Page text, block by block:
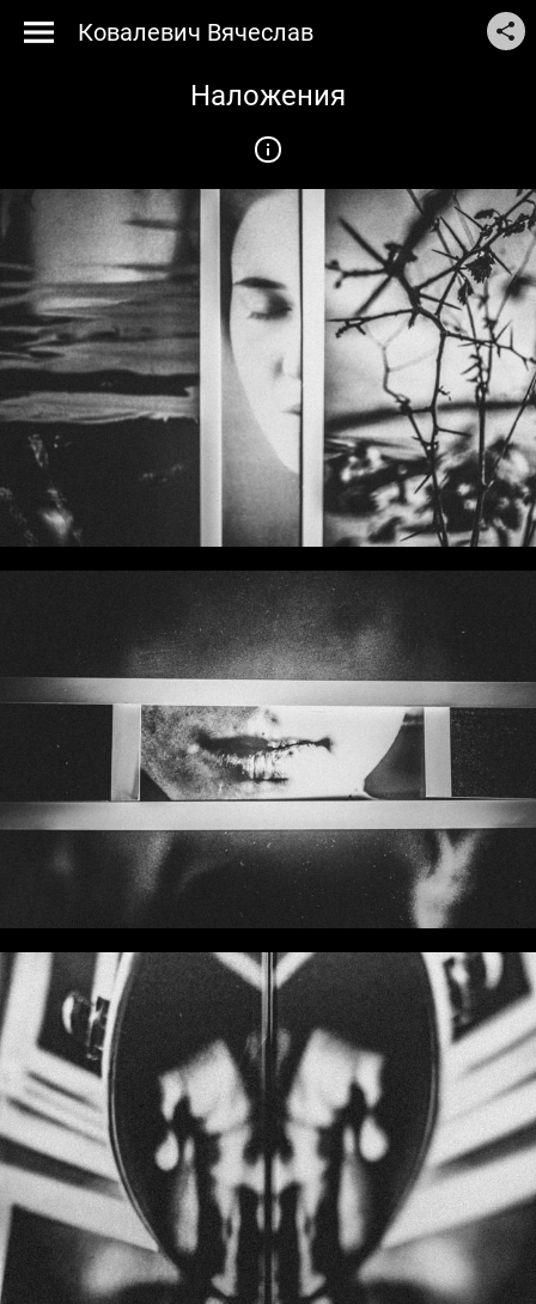
Ковалевич Вячеслав
Наложения